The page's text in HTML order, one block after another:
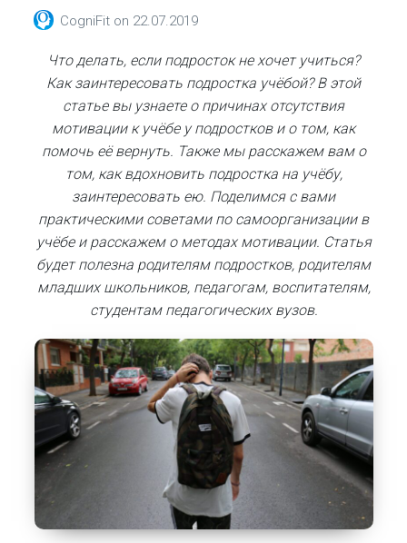
CogniFit on 22.07.2019
Что делать, если подросток не хочет учиться?
Как заинтересовать подростка учёбой? В этой
статье вы узнаете о причинах отсутствия
мотивации к учёбе у подростков и о том, как
помочь её вернуть. Также мы расскажем вам о
том, как вдохновить подростка на учёбу,
заинтересовать ею. Поделимся с вами
практическими советами по самоорганизации в
учёбе и расскажем о методах мотивации. Статья
будет полезна родителям подростков, родителям
младших школьников, педагогам, воспитателям,
студентам педагогических вузов.